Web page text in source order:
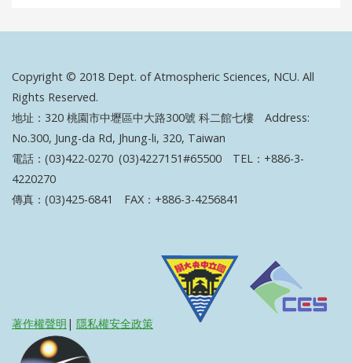
Copyright © 2018 Dept. of Atmospheric Sciences, NCU. All
Rights Reserved.
地址：320 桃園市中壢區中大路300號 科二館七樓 Address:
No.300, Jung-da Rd, Jhung-li, 320, Taiwan
電話：(03)422-0270 (03)4227151#65500 TEL：+886-3-
4220270
傳真：(03)425-6841 FAX：+886-3-4256841
著作權聲明 | 隱私權安全政策